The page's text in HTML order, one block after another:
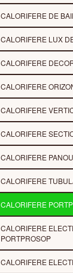
CALORIFERE DE
CALORIFERE LUX
CALORIFERE
CALORIFERE
CALORIFERE
CALORIFERE
CALORIFERE PANOU
CALORIFERE
CALORIFERE
CALORIFERE
PORTPROSOP
CALORIFERE